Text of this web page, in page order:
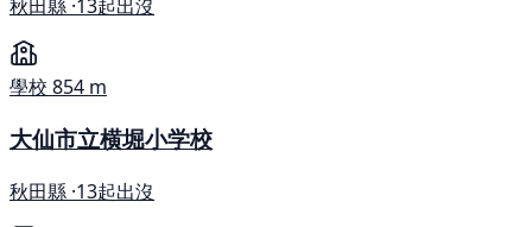
秋田縣 ·13起出沒
學校 854 m
大仙市立横堀小学校
秋田縣 ·13起出沒